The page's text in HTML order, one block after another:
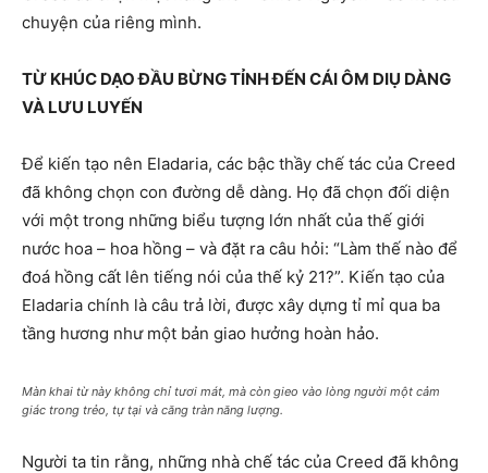
chuyện của riêng mình.
TỪ KHÚC DẠO ĐẦU BỪNG TỈNH ĐẾN CÁI ÔM DIỤ DÀNG
VÀ LƯU LUYẾN
Để kiến tạo nên Eladaria, các bậc thầy chế tác của Creed
đã không chọn con đường dễ dàng. Họ đã chọn đối diện
với một trong những biểu tượng lớn nhất của thế giới
nước hoa – hoa hồng – và đặt ra câu hỏi: “Làm thế nào để
đoá hồng cất lên tiếng nói của thế kỷ 21?”. Kiến tạo của
Eladaria chính là câu trả lời, được xây dựng tỉ mỉ qua ba
tầng hương như một bản giao hưởng hoàn hảo.
Màn khai từ này không chỉ tươi mát, mà còn gieo vào lòng người một cảm
giác trong trẻo, tự tại và căng tràn năng lượng.
Người ta tin rằng, những nhà chế tác của Creed đã không